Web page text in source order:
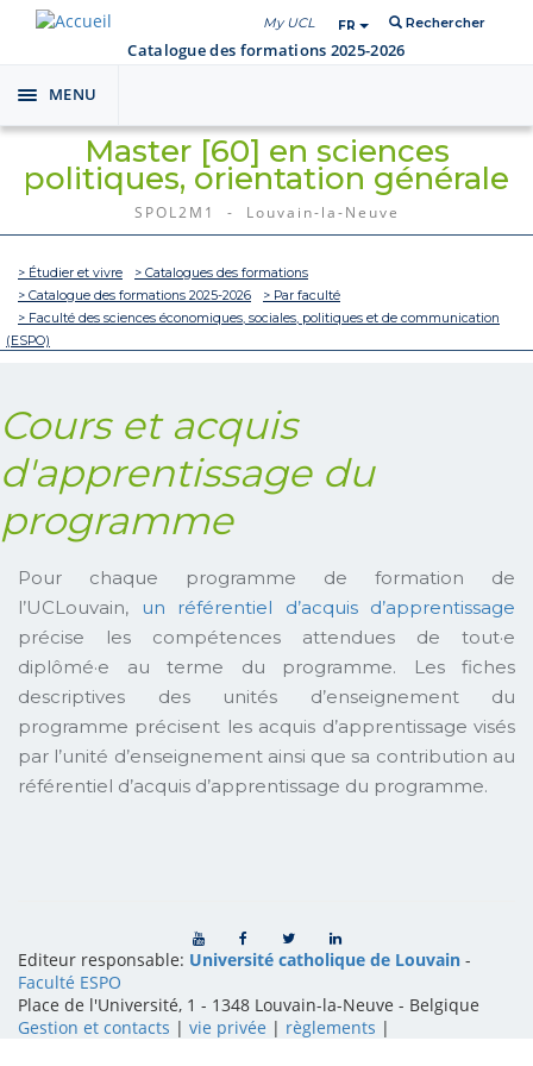
My UCL FR Rechercher
Catalogue des formations 2025-2026
Toggle
navigation
MENU
Master [60] en sciences
politiques, orientation générale
SPOL2M1 - Louvain-la-Neuve
> Étudier et vivre
> Catalogues des formations
> Catalogue des formations 2025-2026
> Par faculté
> Faculté des sciences économiques, sociales, politiques et de communication
(ESPO)
Cours et acquis
d'apprentissage du
programme
Pour chaque programme de formation de
l’UCLouvain, un référentiel d’acquis d’apprentissage
précise les compétences attendues de tout·e
diplômé·e au terme du programme. Les fiches
descriptives des unités d’enseignement du
programme précisent les acquis d’apprentissage visés
par l’unité d’enseignement ainsi que sa contribution au
référentiel d’acquis d’apprentissage du programme.
Editeur responsable: Université catholique de Louvain -
Faculté ESPO
Place de l'Université, 1 - 1348 Louvain-la-Neuve - Belgique
Gestion et contacts | vie privée | règlements |